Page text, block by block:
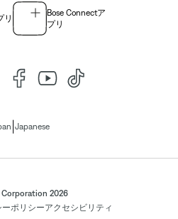
リ
Bose Connectア
プリ
Japanese
2026
ポリシーアクセシビリティ